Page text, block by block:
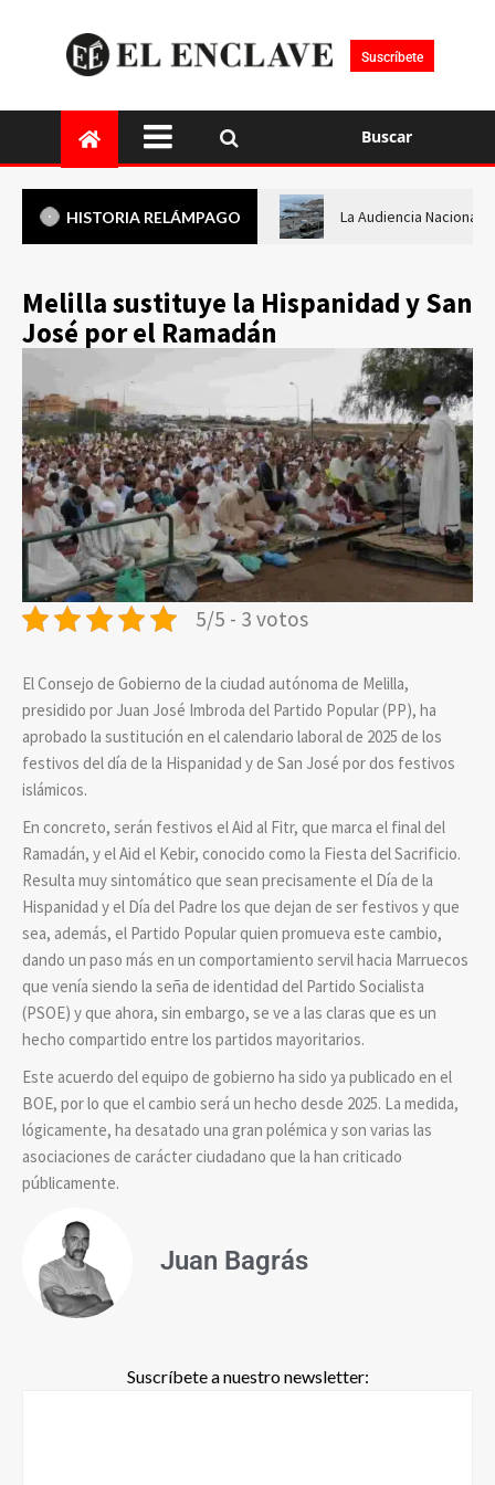
Suscríbete
Buscar
HISTORIA RELÁMPAGO La Audiencia Nacional
Melilla sustituye la Hispanidad y San
José por el Ramadán
5/5 - 3 votos
El Consejo de Gobierno de la ciudad autónoma de Melilla,
presidido por Juan José Imbroda del Partido Popular (PP), ha
aprobado la sustitución en el calendario laboral de 2025 de los
festivos del día de la Hispanidad y de San José por dos festivos
islámicos.
En concreto, serán festivos el Aid al Fitr, que marca el final del
Ramadán, y el Aid el Kebir, conocido como la Fiesta del Sacrificio.
Resulta muy sintomático que sean precisamente el Día de la
Hispanidad y el Día del Padre los que dejan de ser festivos y que
sea, además, el Partido Popular quien promueva este cambio,
dando un paso más en un comportamiento servil hacia Marruecos
que venía siendo la seña de identidad del Partido Socialista
(PSOE) y que ahora, sin embargo, se ve a las claras que es un
hecho compartido entre los partidos mayoritarios.
Este acuerdo del equipo de gobierno ha sido ya publicado en el
BOE, por lo que el cambio será un hecho desde 2025. La medida,
lógicamente, ha desatado una gran polémica y son varias las
asociaciones de carácter ciudadano que la han criticado
públicamente.
Juan Bagrás
Suscríbete a nuestro newsletter: